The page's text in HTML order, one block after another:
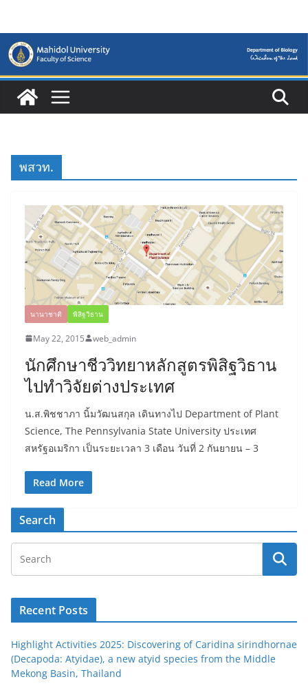
content
พสวท.
นานาชาติ พิสิฐวิธาน
May 22, 2015 web_admin
นักศึกษาชีววิทยาหลักสูตรพิสิฐวิธาน
ไปทำวิจัยต่างประเทศ
น.ส.พิชชาภา นิ้มวัฒนสกุล เดินทางไป Department of Plant
Science, The Pennsylvania State University ประเทศ
สหรัฐอเมริกา เป็นระยะเวลา 3 เดือน วันที่ 2 กันยายน – 3
Read More
Search
Recent Posts
Highlight Activities 2025: Discovering of Caridina sirindhornae
(Decapoda: Atyidae), a new atyid species from the Middle
Mekong Basin, Thailand